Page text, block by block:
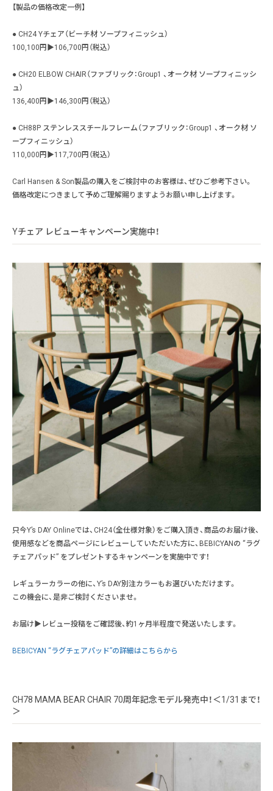
【製品の価格改定一例】
● CH24 Yチェア（ビーチ材 ソープフィニッシュ）
100,100円▶106,700円（税込）
● CH20 ELBOW CHAIR（ファブリック：Group1 、オーク材 ソープフィニッシ
ュ）
136,400円▶146,300円（税込）
● CH88P ステンレススチールフレーム（ファブリック：Group1 、オーク材 ソ
ープフィニッシュ）
110,000円▶117,700円（税込）
Carl Hansen & Son製品の購入をご検討中のお客様は、ぜひご参考下さい。
価格改定につきまして予めご理解賜りますようお願い申し上げます。
Yチェア レビューキャンペーン実施中！
只今Y’s DAY Onlineでは、CH24（全仕様対象）をご購入頂き、商品のお届け後、
使用感などを商品ページにレビューしていただいた方に、BEBICYANの “ラグ
チェアパッド” をプレゼントするキャンペーンを実施中です！
レギュラーカラーの他に、Y’s DAY別注カラーもお選びいただけます。
この機会に、是非ご検討くださいませ。
お届け▶レビュー投稿をご確認後、約1ヶ月半程度で発送いたします。
BEBICYAN “ラグチェアパッド”の詳細はこちらから
CH78 MAMA BEAR CHAIR 70周年記念モデル発売中！＜1/31まで！
＞